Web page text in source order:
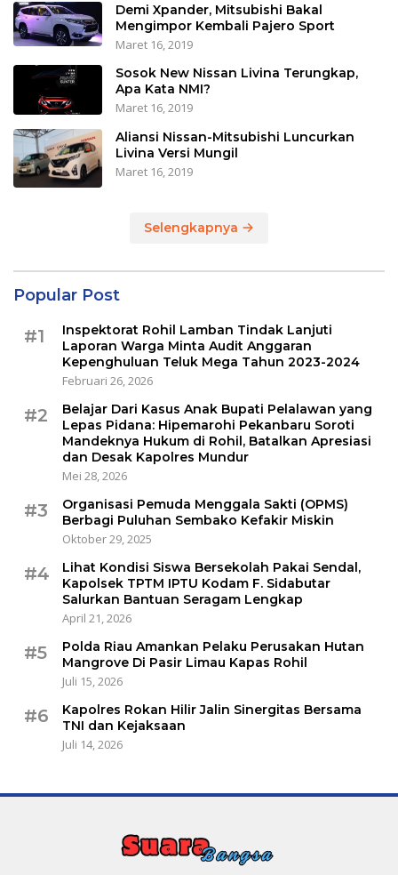
Demi Xpander, Mitsubishi Bakal
Mengimpor Kembali Pajero Sport
Maret 16, 2019
Sosok New Nissan Livina Terungkap,
Apa Kata NMI?
Maret 16, 2019
Aliansi Nissan-Mitsubishi Luncurkan
Livina Versi Mungil
Maret 16, 2019
Selengkapnya
Popular Post
#1
Inspektorat Rohil Lamban Tindak Lanjuti
Laporan Warga Minta Audit Anggaran
Kepenghuluan Teluk Mega Tahun 2023-2024
Februari 26, 2026
#2
Belajar Dari Kasus Anak Bupati Pelalawan yang
Lepas Pidana: Hipemarohi Pekanbaru Soroti
Mandeknya Hukum di Rohil, Batalkan Apresiasi
dan Desak Kapolres Mundur
Mei 28, 2026
#3
Organisasi Pemuda Menggala Sakti (OPMS)
Berbagi Puluhan Sembako Kefakir Miskin
Oktober 29, 2025
#4
Lihat Kondisi Siswa Bersekolah Pakai Sendal,
Kapolsek TPTM IPTU Kodam F. Sidabutar
Salurkan Bantuan Seragam Lengkap
April 21, 2026
#5
Polda Riau Amankan Pelaku Perusakan Hutan
Mangrove Di Pasir Limau Kapas Rohil
Juli 15, 2026
#6
Kapolres Rokan Hilir Jalin Sinergitas Bersama
TNI dan Kejaksaan
Juli 14, 2026